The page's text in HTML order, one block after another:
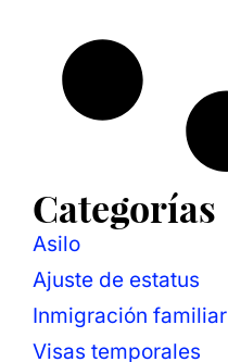
Categorías
Asilo
Ajuste de estatus
Inmigración familiar
Visas temporales